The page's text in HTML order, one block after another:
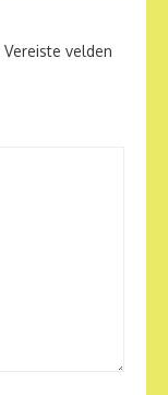
Vereiste velden